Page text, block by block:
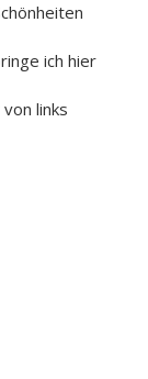
ich hier
links